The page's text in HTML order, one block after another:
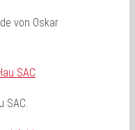
von Oskar
SAC.